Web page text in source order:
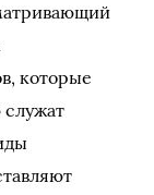
которые
служат